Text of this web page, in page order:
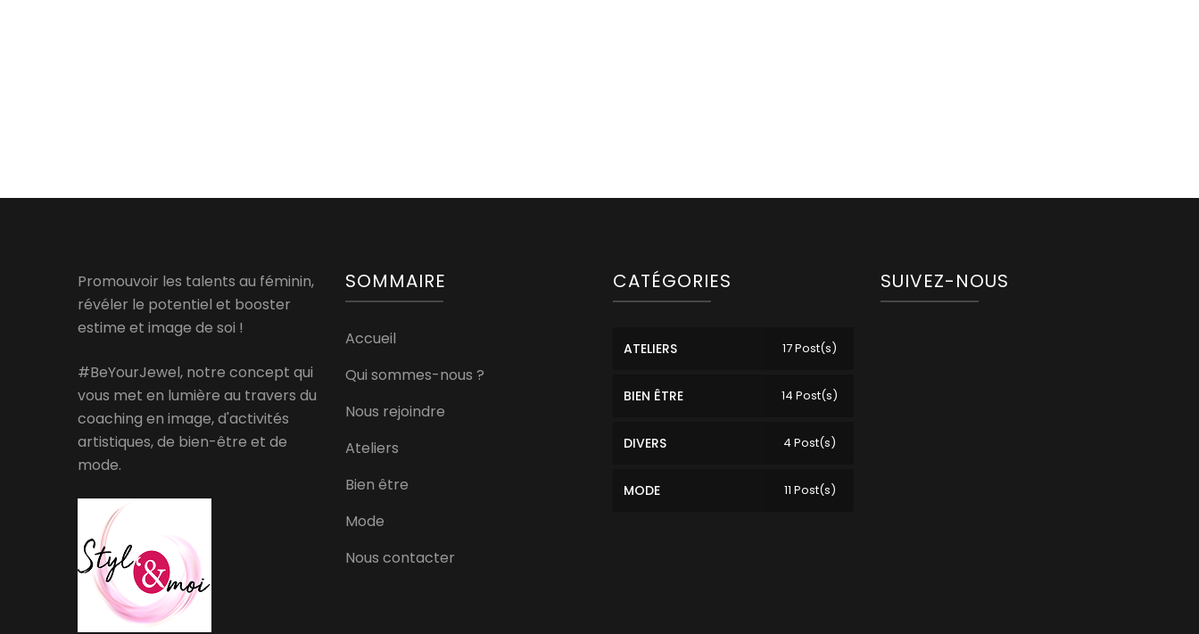
Promouvoir les talents au féminin,
révéler le potentiel et booster
estime et image de soi !
#BeYourJewel, notre concept qui
vous met en lumière au travers du
coaching en image, d'activités
artistiques, de bien-être et de
mode.
SOMMAIRE
Accueil
Qui sommes-nous ?
Nous rejoindre
Ateliers
Bien être
Mode
Nous contacter
CATÉGORIES
ATELIERS 17 Post(s)
BIEN ÊTRE 14 Post(s)
DIVERS 4 Post(s)
MODE 11 Post(s)
SUIVEZ-NOUS